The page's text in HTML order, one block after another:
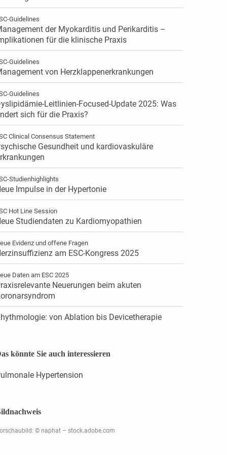
Guidelines
der Myokarditis und Perikarditis –
für die klinische Praxis
Guidelines
von Herzklappenerkrankungen
Guidelines
Leitlinien-Focused-Update 2025: Was
sich für die Praxis?
Clinical Consensus Statement
Gesundheit und kardiovaskuläre
Studienhighlights
Impulse in der Hypertonie
Hot Line Session
Studiendaten zu Kardiomyopathien
Evidenz und offene Fragen
am ESC-Kongress 2025
Daten am ESC 2025
Neuerungen beim akuten
von Ablation bis Devicetherapie
könnte Sie auch interessieren
Hypertension
© naphat – stock.adobe.com